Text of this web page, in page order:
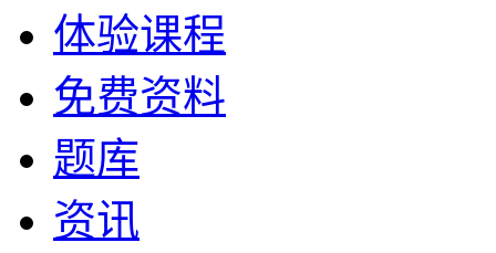
体验课程
免费资料
题库
资讯